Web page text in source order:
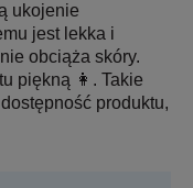
ukojenie
jest lekka i
obciąża skóry.
piękną 👩. Takie
produktu,